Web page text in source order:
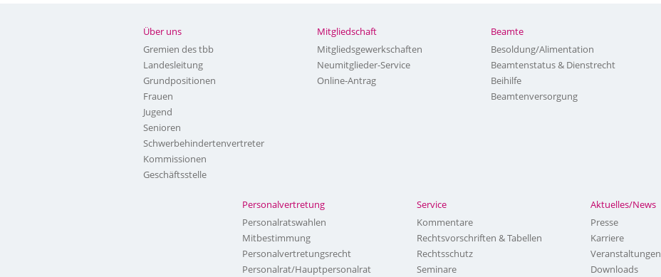
Über uns
Gremien des tbb
Landesleitung
Grundpositionen
Frauen
Jugend
Senioren
Schwerbehindertenvertreter
Kommissionen
Geschäftsstelle
Mitgliedschaft
Mitgliedsgewerkschaften
Neumitglieder-Service
Online-Antrag
Beamte
Besoldung/Alimentation
Beamtenstatus & Dienstrecht
Beihilfe
Beamtenversorgung
Personalvertretung
Personalratswahlen
Mitbestimmung
Personalvertretungsrecht
Personalrat/Hauptpersonalrat
Service
Kommentare
Rechtsvorschriften & Tabellen
Rechtsschutz
Seminare
Aktuelles/News
Presse
Karriere
Veranstaltungen
Downloads